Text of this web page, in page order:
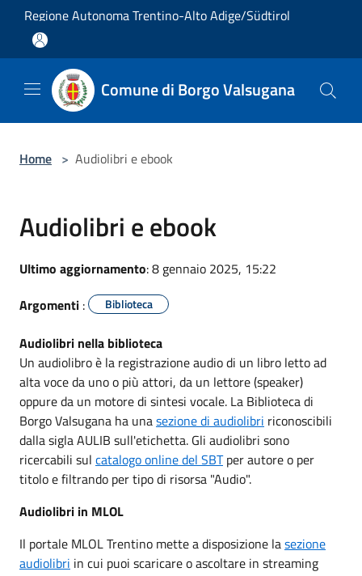
Salta al contenuto principale
Regione Autonoma Trentino-Alto Adige/Südtirol
Comune di Borgo Valsugana
Home > Audiolibri e ebook
Audiolibri e ebook
Ultimo aggiornamento: 8 gennaio 2025, 15:22
Argomenti : Biblioteca
Audiolibri nella biblioteca
Un audiolibro è la registrazione audio di un libro letto ad
alta voce da uno o più attori, da un lettore (speaker)
oppure da un motore di sintesi vocale. La Biblioteca di
Borgo Valsugana ha unasezione di audiolibri riconoscibili
dalla sigla AULIB sull'etichetta. Gli audiolibri sono
ricercabili sul catalogo online del SBTper autore o per
titolo e filtrando per tipo di risorsa "Audio".
Audiolibri in MLOL
Il portale MLOL Trentino mette a disposizione lasezione
audiolibri in cui puoi scaricare o ascoltare in streaming